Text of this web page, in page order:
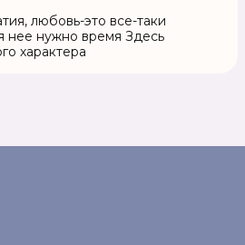
любовь-это все-таки
нее нужно время Здесь
характера